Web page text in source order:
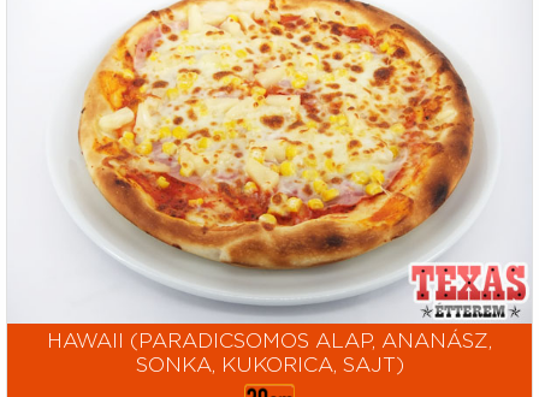
HAWAII (PARADICSOMOS ALAP, ANANÁSZ,
SONKA, KUKORICA, SAJT)